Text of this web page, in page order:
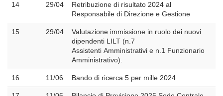
14 29/04
Retribuzione di risultato 2024 al
Responsabile di Direzione e Gestione
15 29/04
Valutazione immissione in ruolo dei nuovi
dipendenti LILT (n.7
Assistenti Amministrativi e n.1 Funzionario
Amministrativo).
16 11/06 Bando di ricerca 5 per mille 2024